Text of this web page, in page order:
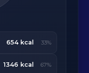
654 kcal 33%
1346 kcal 67%